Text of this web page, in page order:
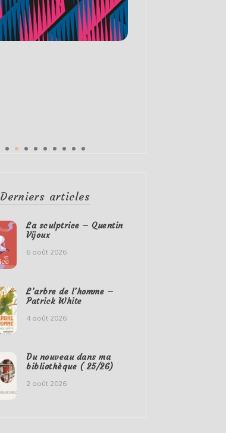
Derniers articles
La sculptrice – Quentin
Vijoux
6 août 2026
L’arbre de l’homme –
Patrick White
4 août 2026
Du nouveau dans ma
bibliothèque ( 25/26)
2 août 2026